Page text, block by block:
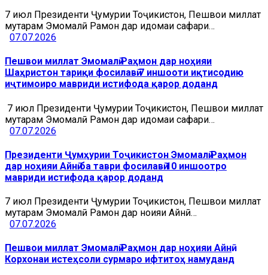
7 июл Президенти Ҷумҳурии Тоҷикистон, Пешвои миллат
муҳтарам Эмомалӣ Раҳмон дар идомаи сафари…
07.07.2026
Пешвои миллат Эмомалӣ Раҳмон дар ноҳияи
Шаҳристон тариқи фосилавӣ 7 иншооти иқтисодию
иҷтимоиро мавриди истифода қарор доданд
7 июл Президенти Ҷумҳурии Тоҷикистон, Пешвои миллат
муҳтарам Эмомалӣ Раҳмон дар идомаи сафари…
07.07.2026
Президенти Ҷумҳурии Тоҷикистон Эмомалӣ Раҳмон
дар ноҳияи Айнӣ ба таври фосилавӣ 10 иншоотро
мавриди истифода қарор доданд
7 июл Президенти Ҷумҳурии Тоҷикистон, Пешвои миллат
муҳтарам Эмомалӣ Раҳмон дар ноҳияи Айнӣ…
07.07.2026
Пешвои миллат Эмомалӣ Раҳмон дар ноҳияи Айнӣ
Корхонаи истеҳсоли сурмаро ифтитоҳ намуданд